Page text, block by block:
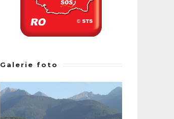
Galerie foto